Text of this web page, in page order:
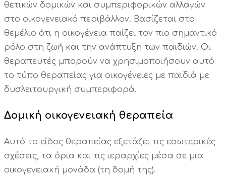
θετικών δομικών και συμπεριφορικών αλλαγών
στο οικογενειακό περιβάλλον. Βασίζεται στο
θεμέλιο ότι η οικογένεια παίζει τον πιο σημαντικό
ρόλο στη ζωή και την ανάπτυξη των παιδιών. Οι
θεραπευτές μπορούν να χρησιμοποιήσουν αυτό
το τύπο θεραπείας για οικογένειες με παιδιά με
δυσλειτουργική συμπεριφορά.
Δομική οικογενειακή θεραπεία
Αυτό το είδος θεραπείας εξετάζει τις εσωτερικές
σχέσεις, τα όρια και τις ιεραρχίες μέσα σε μια
οικογενειακή μονάδα (τη δομή της).